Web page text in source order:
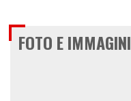
FOTO E IMMAGINI